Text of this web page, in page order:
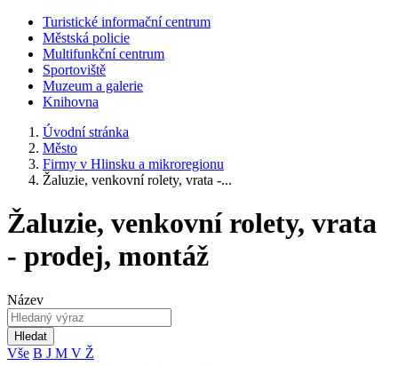
Turistické informační centrum
Městská policie
Multifunkční centrum
Sportoviště
Muzeum a galerie
Knihovna
Úvodní stránka
Město
Firmy v Hlinsku a mikroregionu
Žaluzie, venkovní rolety, vrata -...
Žaluzie, venkovní rolety, vrata
- prodej, montáž
Název
Hledat
Vše B J M V Ž